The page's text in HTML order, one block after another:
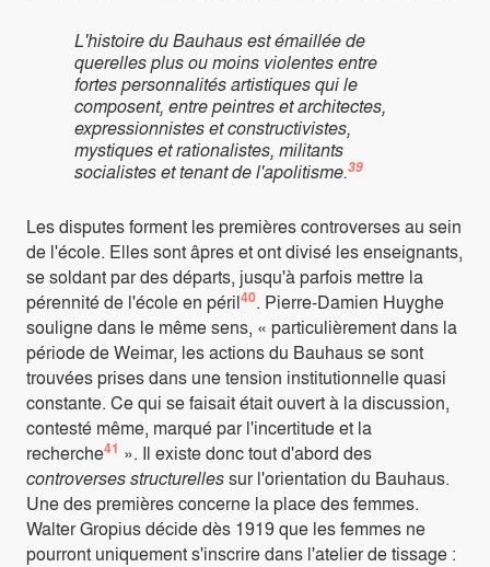
L'histoire du Bauhaus est émaillée de
querelles plus ou moins violentes entre
fortes personnalités artistiques qui le
composent, entre peintres et architectes,
expressionnistes et constructivistes,
mystiques et rationalistes, militants
socialistes et tenant de l'apolitisme.39
Les disputes forment les premières controverses au sein
de l'école. Elles sont âpres et ont divisé les enseignants,
se soldant par des départs, jusqu'à parfois mettre la
pérennité de l'école en péril40. Pierre-Damien Huyghe
souligne dans le même sens, « particulièrement dans la
période de Weimar, les actions du Bauhaus se sont
trouvées prises dans une tension institutionnelle quasi
constante. Ce qui se faisait était ouvert à la discussion,
contesté même, marqué par l'incertitude et la
recherche41 ». Il existe donc tout d'abord des
controverses structurellessur l'orientation du Bauhaus.
Une des premières concerne la place des femmes.
Walter Gropius décide dès 1919 que les femmes ne
pourront uniquement s'inscrire dans l'atelier de tissage :